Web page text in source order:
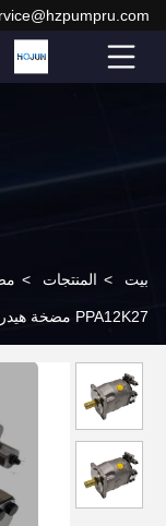
بيت > المنتجات >
PPA12K27 مضخة هيدروليكية مضخة ريكسروث البستون OEM